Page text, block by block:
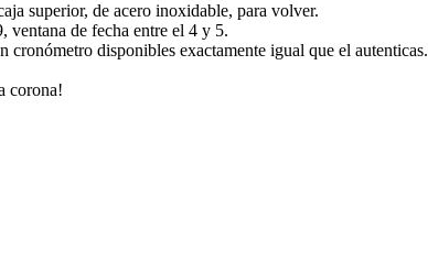
superior, de acero inoxidable, para volver.
ventana de fecha entre el 4 y 5.
disponibles exactamente igual que el autenticas.
corona!